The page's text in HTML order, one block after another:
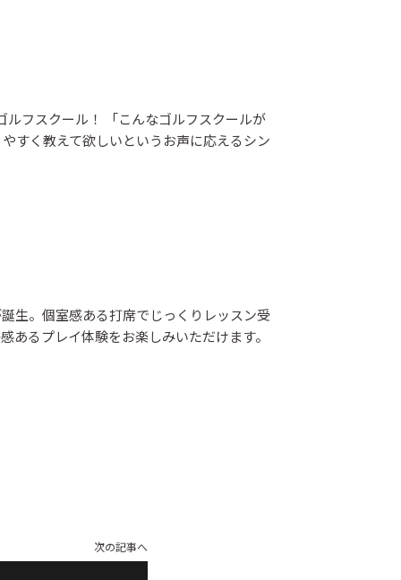
フスクール！ 「こんなゴルフスクールが
すく教えて欲しいというお声に応えるシン
生。個室感ある打席でじっくりレッスン受
あるプレイ体験をお楽しみいただけます。
次の記事へ